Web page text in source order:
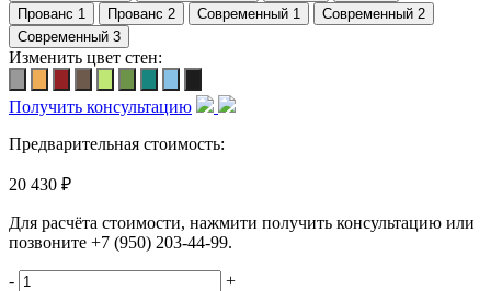
Изменить цвет стен:
Получить консультацию
Предварительная стоимость:
20 430 ₽
Для расчёта стоимости, нажмити получить консультацию или
позвоните +7 (950) 203-44-99.
- +